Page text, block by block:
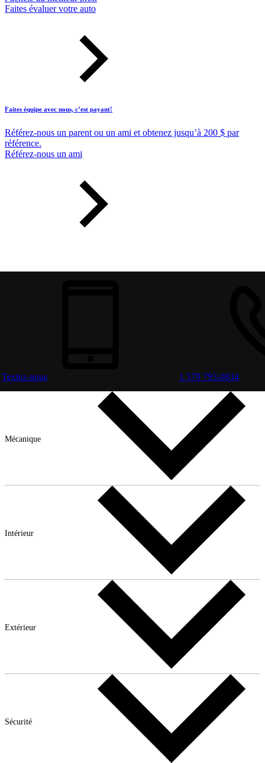
Faites évaluer votre auto
Faites équipe avec nous, c’est payant!
Référez-nous un parent ou un ami et obtenez jusqu’à 200 $ par
référence.
Référez-nous un ami
Textez-nous 1 579 793-0834
Mécanique
Intérieur
Extérieur
Sécurité